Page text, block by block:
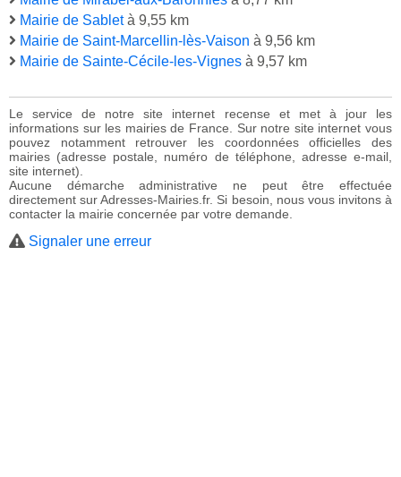
Mairie de Sabletà 9,55 km
Mairie de Saint-Marcellin-lès-Vaison à 9,56 km
Mairie de Sainte-Cécile-les-Vignes à 9,57 km
Le service de notre site internet recense et met à jour les
informations sur les mairies de France. Sur notre site internet vous
pouvez notamment retrouver les coordonnées officielles des
mairies (adresse postale, numéro de téléphone, adresse e-mail,
site internet).
Aucune démarche administrative ne peut être effectuée
directement sur Adresses-Mairies.fr. Si besoin, nous vous invitons à
contacter la mairie concernée par votre demande.
Signaler une erreur